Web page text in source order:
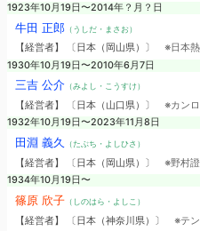
1923年10月19日〜2014年？月？日
牛田 正郎（うしだ・まさお）
【経営者】 〔日本（岡山県）〕 ※日本
1930年10月19日〜2010年6月7日
三吉 公介（みよし・こうすけ）
【経営者】 〔日本（山口県）〕 ※カン
1932年10月19日〜2023年11月8日
田淵 義久 （たぶち・よしひさ）
【経営者】 〔日本（岡山県）〕 ※野村
1934年10月19日〜
篠原 欣子（しのはら・よしこ）
【経営者】 〔日本（神奈川県）〕 ※テ